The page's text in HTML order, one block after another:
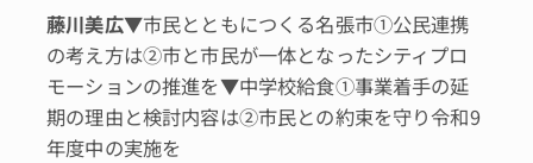
藤川美広▼市民とともにつくる名張市①公民連携
の考え方は②市と市民が一体となったシティプロ
モーションの推進を▼中学校給食①事業着手の延
期の理由と検討内容は②市民との約束を守り令和9
年度中の実施を